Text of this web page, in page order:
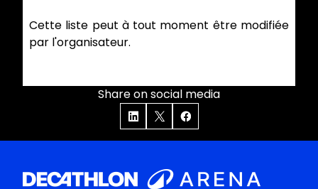
Cette liste peut à tout moment être modifiée
par l'organisateur.
Share on social media